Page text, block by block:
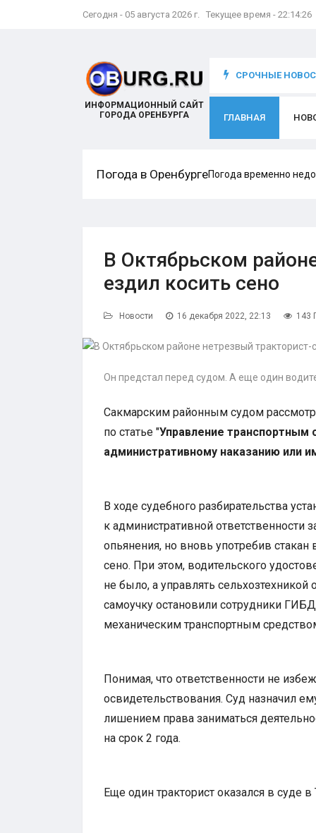
Сегодня - 05 августа 2026 г. Текущее время - 22:14:27
ИНФОРМАЦИОННЫЙ САЙТ
ГОРОДА ОРЕНБУРГА
СРОЧНЫЕ
происходит с игроком
ГЛАВНАЯ
Погода в ОренбургеПогода временно
В Октябрьском
ездил косить сено
Новости 16 декабря 2022, 22:13 143
Он предстал перед судом. А еще один
Сакмарским районным судом
по статье "Управление транспортным
административному наказанию или
В ходе судебного разбирательства
к административной ответственности
опьянения, но вновь употребив стакан
сено. При этом, водительского
не было, а управлять
самоучку остановили сотрудники
механическим транспортным
Понимая, что ответственности не
освидетельствования. Суд назначил
лишением права заниматься
на срок 2 года.
Еще один тракторист оказался в суде